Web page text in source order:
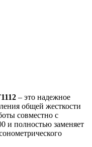
– это надежное
общей жесткости
совместно с
и полностью заменяет